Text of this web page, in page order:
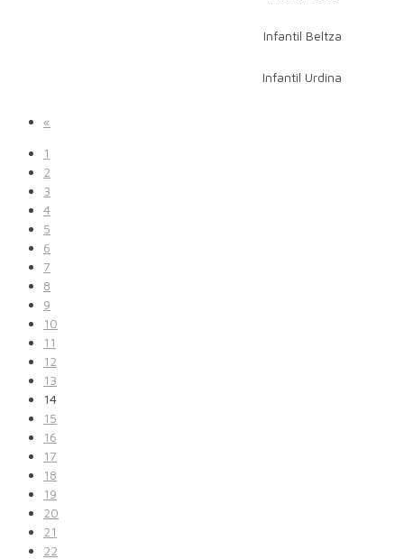
Infantil Beltza
Infantil Urdina
«
1
2
3
4
5
6
7
8
9
10
11
12
13
14
15
16
17
18
19
20
21
22